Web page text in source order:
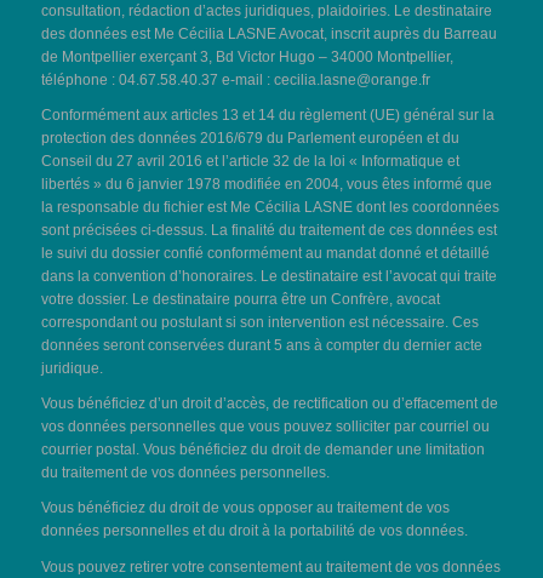
consultation, rédaction d’actes juridiques, plaidoiries. Le destinataire
des données est Me Cécilia LASNE Avocat, inscrit auprès du Barreau
de Montpellier exerçant 3, Bd Victor Hugo – 34000 Montpellier,
téléphone : 04.67.58.40.37 e-mail : cecilia.lasne@orange.fr
Conformément aux articles 13 et 14 du règlement (UE) général sur la
protection des données 2016/679 du Parlement européen et du
Conseil du 27 avril 2016 et l’article 32 de la loi « Informatique et
libertés » du 6 janvier 1978 modifiée en 2004, vous êtes informé que
la responsable du fichier est Me Cécilia LASNE dont les coordonnées
sont précisées ci-dessus. La finalité du traitement de ces données est
le suivi du dossier confié conformément au mandat donné et détaillé
dans la convention d’honoraires. Le destinataire est l’avocat qui traite
votre dossier. Le destinataire pourra être un Confrère, avocat
correspondant ou postulant si son intervention est nécessaire. Ces
données seront conservées durant 5 ans à compter du dernier acte
juridique.
Vous bénéficiez d’un droit d’accès, de rectification ou d’effacement de
vos données personnelles que vous pouvez solliciter par courriel ou
courrier postal. Vous bénéficiez du droit de demander une limitation
du traitement de vos données personnelles.
Vous bénéficiez du droit de vous opposer au traitement de vos
données personnelles et du droit à la portabilité de vos données.
Vous pouvez retirer votre consentement au traitement de vos données